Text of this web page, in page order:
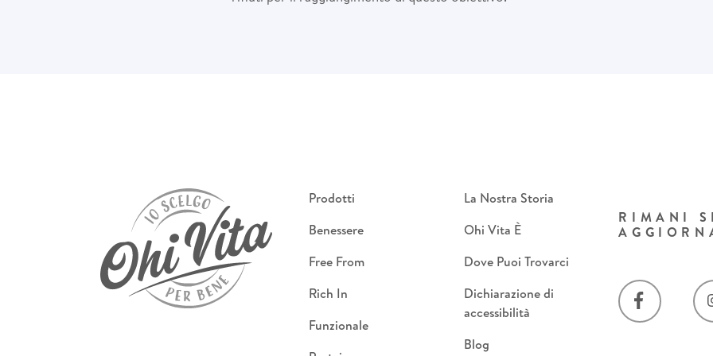
Prodotti
Benessere
Free From
Rich In
Funzionale
La Nostra Storia
Ohi Vita È
Dove Puoi Trovarci
Dichiarazione di
accessibilità
Blog
RIMANI